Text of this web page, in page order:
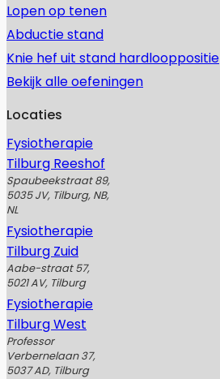
Lopen op tenen
Abductie stand
Knie hef uit stand hardlooppositie
Bekijk alle oefeningen
Locaties
Fysiotherapie
Tilburg Reeshof
Spaubeekstraat 89,
5035 JV, Tilburg, NB,
NL
Fysiotherapie
Tilburg Zuid
Aabe-straat 57,
5021 AV, Tilburg
Fysiotherapie
Tilburg West
Professor
Verbernelaan 37,
5037 AD, Tilburg